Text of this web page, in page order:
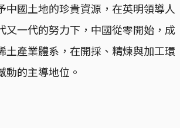
中國土地的珍貴資源，在英明領導人
又一代的努力下，中國從零開始，成
土產業體系，在開採、精煉與加工環
動的主導地位。